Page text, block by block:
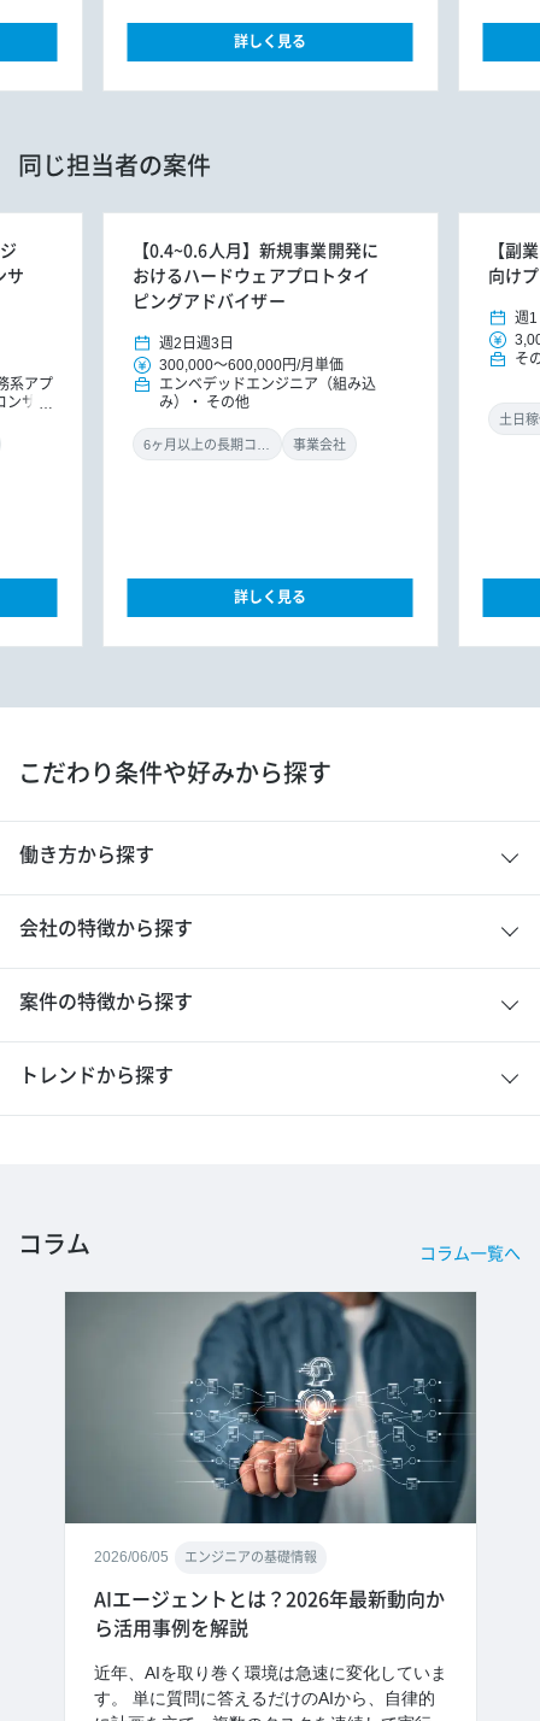
詳しく見る
同じ担当者の案件
サ
系アプ
ンサル
【0.4~0.6人月】新規事業開発に
おけるハードウェアプロトタイ
ピングアドバイザー
週2日 週3日
300,000～600,000円/月単価
エンベデッドエンジニア（組み込
み）
その他
事業会社
詳しく見る
【副
向け
週1
そ
土日
こだわり条件や好みから探す
働き方から探す
会社の特徴から探す
案件の特徴から探す
トレンドから探す
コラム コラム一覧へ
2026/06/05 エンジニアの基礎情報
AIエージェントとは？2026年最新動向か
ら活用事例を解説
近年、AIを取り巻く環境は急速に変化していま
す。 単に質問に答えるだけのAIから、自律的